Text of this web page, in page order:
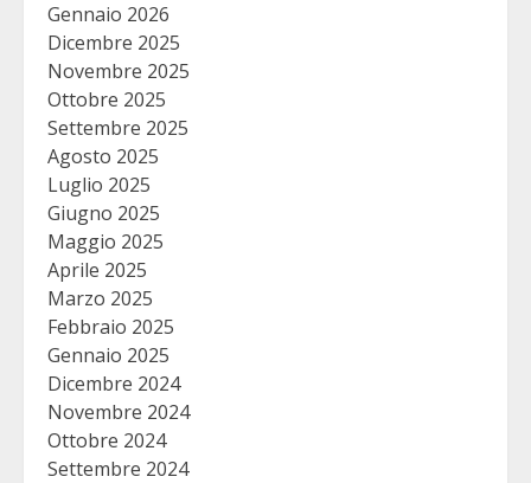
Gennaio 2026
Dicembre 2025
Novembre 2025
Ottobre 2025
Settembre 2025
Agosto 2025
Luglio 2025
Giugno 2025
Maggio 2025
Aprile 2025
Marzo 2025
Febbraio 2025
Gennaio 2025
Dicembre 2024
Novembre 2024
Ottobre 2024
Settembre 2024